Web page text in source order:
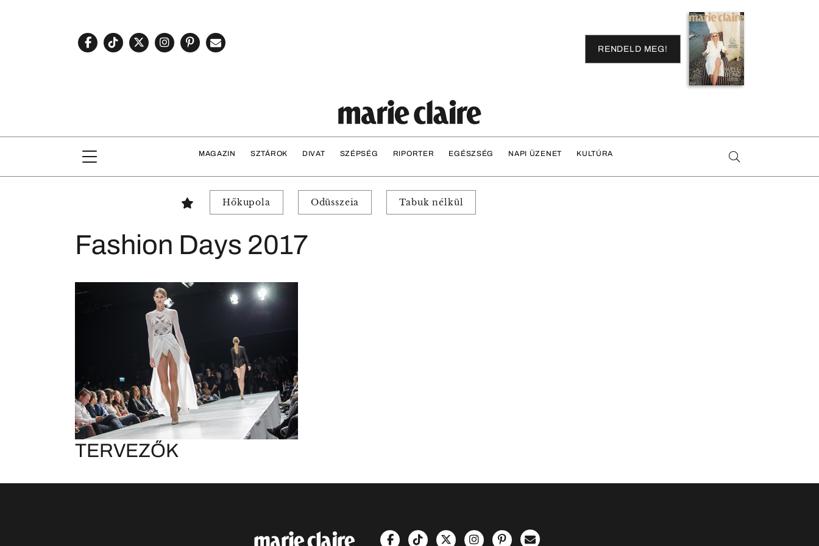
RENDELD MEG!
MAGAZIN SZTÁROK DIVAT SZÉPSÉG RIPORTER EGÉSZSÉG NAPI ÜZENET KULTÚRA
Hőkupola Odüsszeia Tabuk nélkül
Fashion Days 2017
TERVEZŐK